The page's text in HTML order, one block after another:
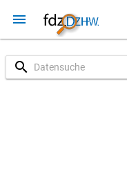
menu
search